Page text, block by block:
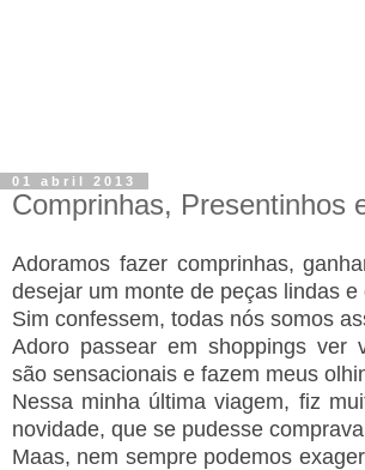
01 abril 2013
Comprinhas, Presentinhos
Adoramos fazer comprinhas,
desejar um monte de peças lindas e
Sim confessem, todas nós somos
Adoro passear em shoppings ver
são sensacionais e fazem meus
Nessa minha última viagem, fiz
novidade, que se pudesse
Maas, nem sempre podemos